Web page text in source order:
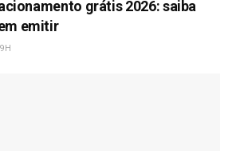
grátis 2026: saiba
emitir